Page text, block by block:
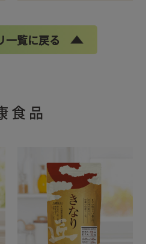
一覧に戻る
食品